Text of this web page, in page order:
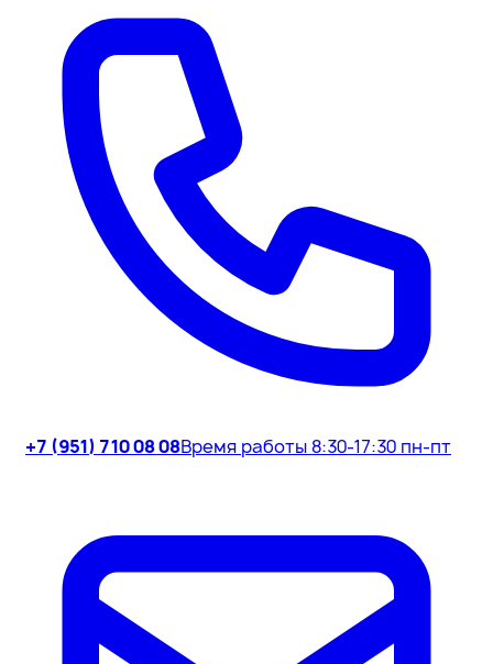
+7 (951) 710 08 08Время работы 8:30-17:30 пн-пт